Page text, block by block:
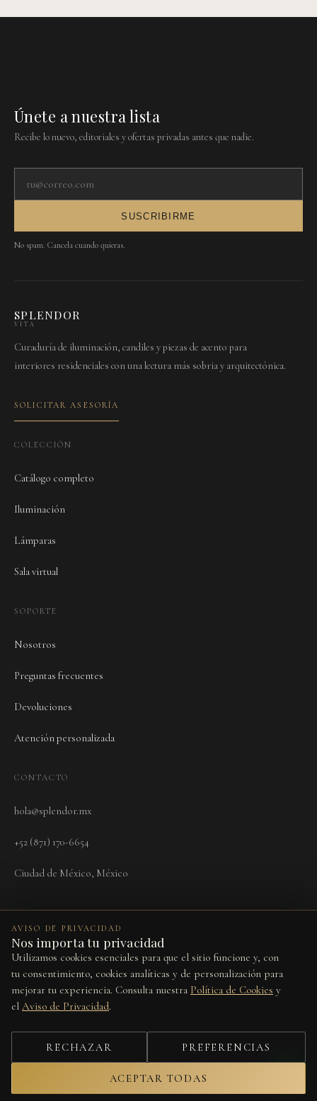
Únete a nuestra lista
Recibe lo nuevo, editoriales y ofertas privadas antes que nadie.
SUSCRIBIRME
No spam. Cancela cuando quieras.
SPLENDOR
VITA
Curaduría de iluminación, candiles y piezas de acento para
interiores residenciales con una lectura más sobria y arquitectónica.
SOLICITAR ASESORÍA
COLECCIÓN
Catálogo completo
Iluminación
Lámparas
Sala virtual
SOPORTE
Nosotros
Preguntas frecuentes
Devoluciones
Atención personalizada
CONTACTO
hola@splendor.mx
+52 (871) 170-6654
Ciudad de México, México
TérminosAviso de Privacidad CookiesDevolucionesPreferencias de cookies
Este sitio está protegido por reCAPTCHA y se aplican laPolítica de
Privacidad
© 2026 Splendor Vita. Todos los derechos reservados.
AVISO DE PRIVACIDAD
Nos importa tu privacidad
Utilizamos cookies esenciales para que el sitio funcione y, con
tu consentimiento, cookies analíticas y de personalización para
mejorar tu experiencia. Consulta nuestra Política de Cookies y
el Aviso de Privacidad.
RECHAZAR PREFERENCIAS
ACEPTAR TODAS